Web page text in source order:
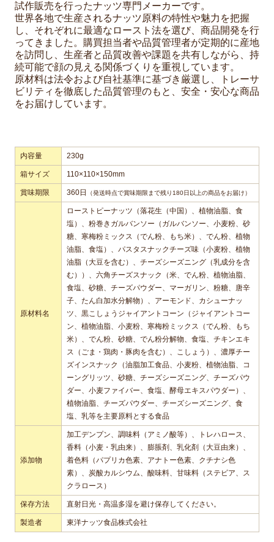
試作販売を行ったナッツ専門メーカーです。
世界各地で生産されるナッツ原料の特性や魅力を把握
し、それぞれに最適なロースト法を選び、商品開発を行
ってきました。購買担当者や品質管理者が定期的に産地
を訪問し、生産者と品質改善や課題を共有しながら、持
続可能で顔の見える関係づくりを重視しています。
原材料は法令および自社基準に基づき厳選し、トレーサ
ビリティを徹底した品質管理のもと、安全・安心な商品
をお届けしています。
内容量 230g
箱サイズ 110×110×150mm
賞味期限 360日 （発送時点で賞味期限まで残り180日以上の商品をお届け）
原材料名
ローストピーナッツ（落花生（中国）、植物油脂、食
塩）、粉巻きガルバンソー（ガルバンソー、小麦粉、砂
糖、寒梅粉ミックス（でん粉、もち米）、でん粉、植物
油脂、食塩）、パスタスナックチーズ味（小麦粉、植物
油脂（大豆を含む）、チーズシーズニング（乳成分を含
む））、六角チーズスナック（米、でん粉、植物油脂、
食塩、砂糖、チーズパウダー、マーガリン、粉糖、唐辛
子、たん白加水分解物）、アーモンド、カシューナッ
ツ、黒こしょうジャイアントコーン（ジャイアントコー
ン、植物油脂、小麦粉、寒梅粉ミックス（でん粉、もち
米）、でん粉、砂糖、でん粉分解物、食塩、チキンエキ
ス（ごま・鶏肉・豚肉を含む）、こしょう）、濃厚チー
ズインスナック（油脂加工食品、小麦粉、植物油脂、コ
ーングリッツ、砂糖、チーズシーズニング、チーズパウ
ダー、小麦ファイバー、食塩、酵母エキスパウダー）、
植物油脂、チーズパウダー、チーズシーズニング、食
塩、乳等を主要原料とする食品
添加物
加工デンプン、調味料（アミノ酸等）、トレハロース、
香料（小麦・乳由来）、膨脹剤、乳化剤（大豆由来）、
着色料（パプリカ色素、アナトー色素、クチナシ色
素）、炭酸カルシウム、酸味料、甘味料（ステビア、ス
クラロース）
保存方法 直射日光・高温多湿を避け保存してください。
製造者 東洋ナッツ食品株式会社